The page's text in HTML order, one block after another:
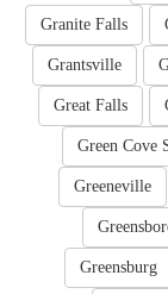
Granite Falls
Grantsville
Great Falls
Green Cove
Greeneville
Greensburg